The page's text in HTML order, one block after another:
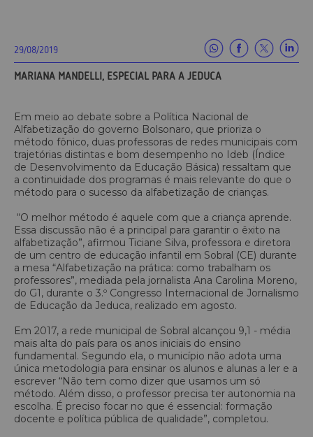
29/08/2019
MARIANA MANDELLI, ESPECIAL PARA A JEDUCA
Em meio ao debate sobre a Política Nacional de
Alfabetização do governo Bolsonaro, que prioriza o
método fônico, duas professoras de redes municipais com
trajetórias distintas e bom desempenho no Ideb (Índice
de Desenvolvimento da Educação Básica) ressaltam que
a continuidade dos programas é mais relevante do que o
método para o sucesso da alfabetização de crianças.
“O melhor método é aquele com que a criança aprende.
Essa discussão não é a principal para garantir o êxito na
alfabetização”, afirmou Ticiane Silva, professora e diretora
de um centro de educação infantil em Sobral (CE) durante
a mesa “Alfabetização na prática: como trabalham os
professores”, mediada pela jornalista Ana Carolina Moreno,
do G1, durante o 3.º Congresso Internacional de Jornalismo
de Educação da Jeduca, realizado em agosto.
Em 2017, a rede municipal de Sobral alcançou 9,1 - média
mais alta do país para os anos iniciais do ensino
fundamental. Segundo ela, o município não adota uma
única metodologia para ensinar os alunos e alunas a ler e a
escrever “Não tem como dizer que usamos um só
método. Além disso, o professor precisa ter autonomia na
escolha. É preciso focar no que é essencial: formação
docente e política pública de qualidade”, completou.